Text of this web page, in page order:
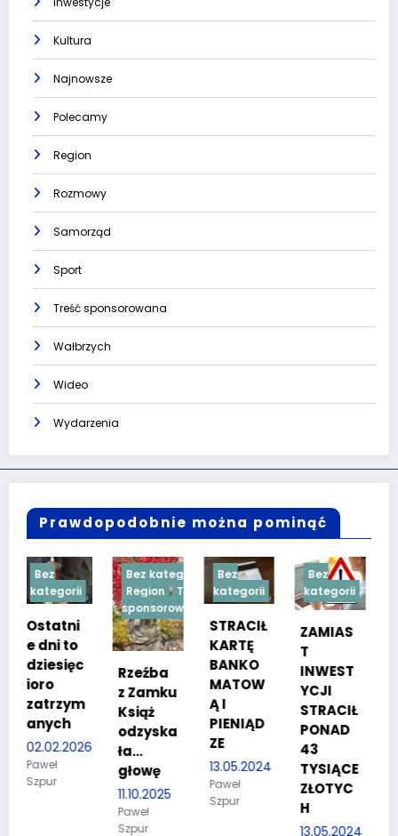
Kultura
Najnowsze
Polecamy
Region
Rozmowy
Samorząd
Sport
Treść sponsorowana
Wałbrzych
Wideo
Wydarzenia
Prawdopodobnie można pominąć
Bez kategorii
Region
Treść
sponsorowana
Rzeźba
z Zamku
Książ
odzyska
ła…
głowę
Bez
kategorii
STRACIŁ
KARTĘ
BANKO
MATOW
Ą I
PIENIĄD
ZE
13.05.2024
Szpur
Bez
kategorii
ZAMIAS
T
INWEST
YCJI
STRACIŁ
PONAD
43
TYSIĄCE
ZŁOTYC
H
Bez
kategorii
TESTY
NOŚCIO
WE DLA
KANDYD
ATÓW
DO
POLICJI
27.03.2024